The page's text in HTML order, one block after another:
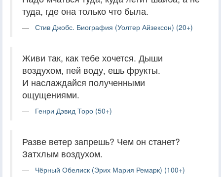
туда, где она только что была.
Стив Джобс. Биография (Уолтер Айзексон) (20+)
Живи так, как тебе хочется. Дыши
воздухом, пей воду, ешь фрукты.
И наслаждайся полученными
ощущениями.
Генри Дэвид Торо (50+)
Разве ветер запрешь? Чем он станет?
Затхлым воздухом.
Чёрный Обелиск (Эрих Мария Ремарк) (100+)